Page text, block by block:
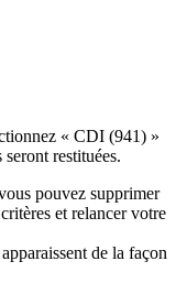
« CDI (941) »
restituées.
pouvez supprimer
et relancer votre
de la façon